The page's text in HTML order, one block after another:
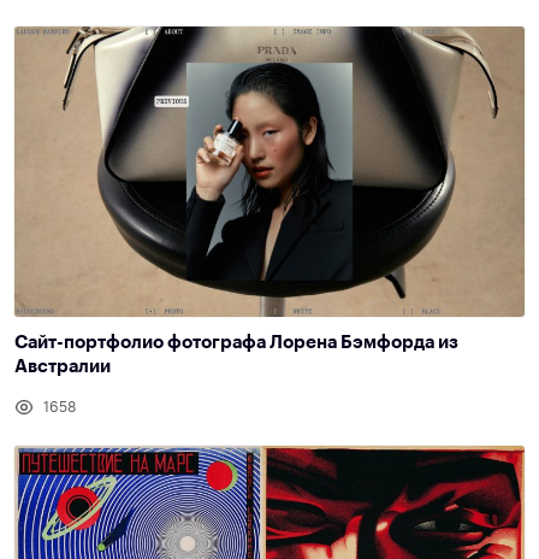
Сайт-портфолио фотографа Лорена Бэмфорда из
Австралии
1658